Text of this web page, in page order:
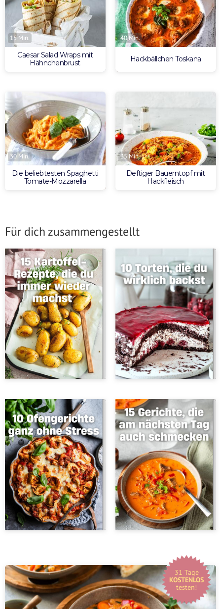
15 Min.
Caesar Salad Wraps mit
Hähnchenbrust
40 Min.
Hackbällchen Toskana
30 Min.
Die beliebtesten Spaghetti
Tomate-Mozzarella
35 Min.
Deftiger Bauerntopf mit
Hackfleisch
Für dich zusammengestellt
31 Tage
KOSTENLOS
testen!